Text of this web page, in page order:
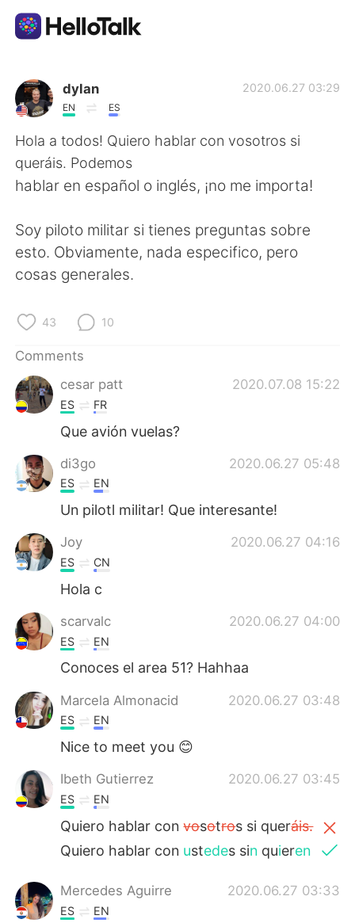
Language Exchange App
AI Grammar Checker
English
简体中文 繁體中文
Español
Français
日本語
Русский
Indonesia Italiano
Türkçe
Português
dylan
EN ES
2020.06.27 03:29
Hola a todos! Quiero hablar con vosotros si
queráis. Podemos
hablar en español o inglés, ¡no me importa!
Soy piloto militar si tienes preguntas sobre
esto. Obviamente, nada especifico, pero
cosas generales.
43 10
Comments
cesar patt
2020.07.08 15:22
ES FR
Que avión vuelas?
di3go 2020.06.27 05:48
ES EN
Un pilotl militar! Que interesante!
Joy 2020.06.27 04:16
ES CN
Hola c
scarvalc 2020.06.27 04:00
ES EN
Conoces el area 51? Hahhaa
Marcela Almonacid 2020.06.27 03:48
ES EN
Nice to meet you 😊
Ibeth Gutierrez 2020.06.27 03:45
ES EN
Quiero hablar convosotros si queráis.
Quiero hablar con ustedes sin quieren
Mercedes Aguirre 2020.06.27 03:33
ES EN